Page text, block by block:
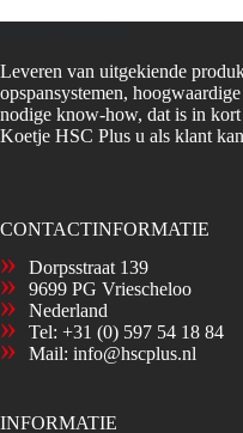
Leveren van uitgekiende
opspansystemen,
nodige know-how, dat is in
Koetje HSC Plus u als klant
CONTACTINFORMATIE
Dorpsstraat 139
9699 PG Vriescheloo
Nederland
Tel: +31 (0) 597 54 18 84
Mail: info@hscplus.nl
INFORMATIE